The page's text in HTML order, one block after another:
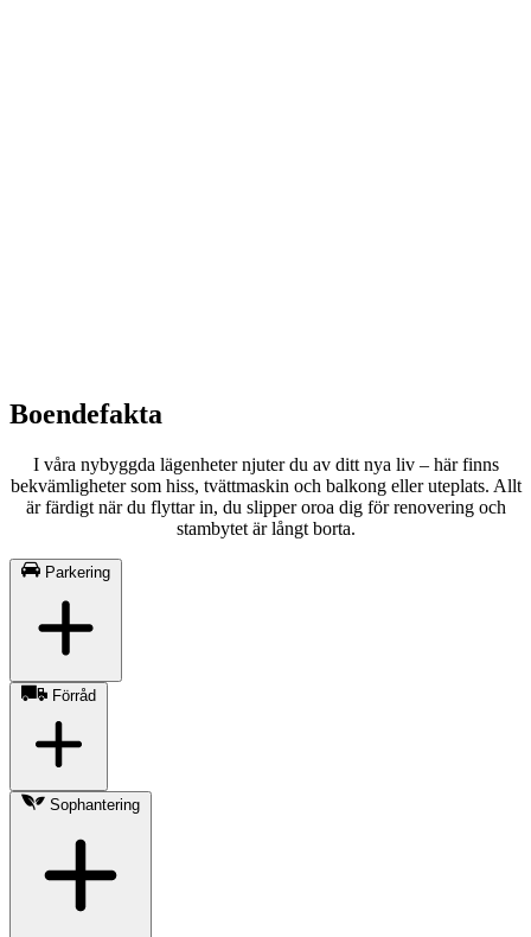
Boendefakta
I våra nybyggda lägenheter njuter du av ditt nya liv – här finns
bekvämligheter som hiss, tvättmaskin och balkong eller uteplats. Allt
är färdigt när du flyttar in, du slipper oroa dig för renovering och
stambytet är långt borta.
Parkering
Förråd
Sophantering